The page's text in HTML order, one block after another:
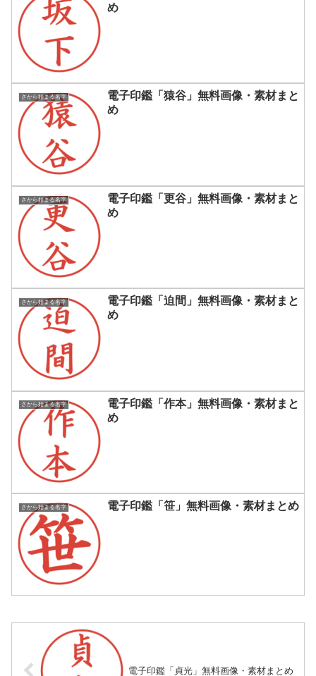
め
さから始まる名字
電子印鑑「猿谷」無料画像・素材まと
め
さから始まる名字
電子印鑑「更谷」無料画像・素材まと
め
さから始まる名字
電子印鑑「迫間」無料画像・素材まと
め
さから始まる名字
電子印鑑「作本」無料画像・素材まと
め
さから始まる名字 電子印鑑「笹」無料画像・素材まとめ
電子印鑑「貞光」無料画像・素材まとめ